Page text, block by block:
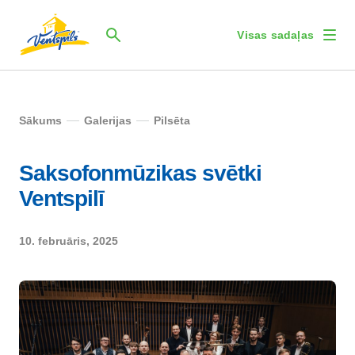
Visas sadaļas
Sākums Galerijas Pilsēta
Saksofonmūzikas svētki
Ventspilī
10. februāris, 2025